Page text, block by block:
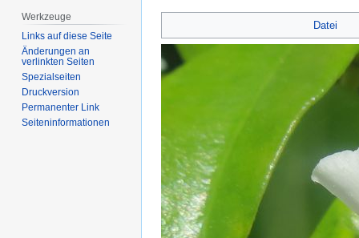
Navigation
springen
Suche
springen
Datei
Werkzeuge
Links auf diese Seite
Änderungen an
verlinkten Seiten
Spezialseiten
Druckversion
Permanenter Link
Seiten­informationen